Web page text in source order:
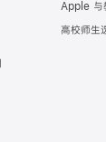
Apple 与
高校师生